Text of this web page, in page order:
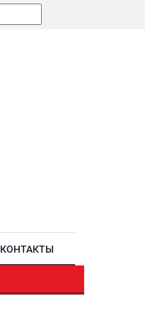
КОНТАКТЫ